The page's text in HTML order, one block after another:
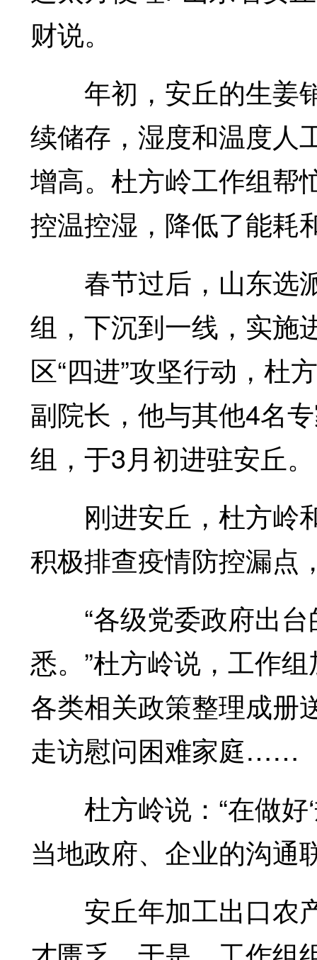
财说。
年初，安丘的生姜
续储存，湿度和温度人
增高。杜方岭工作组帮
控温控湿，降低了能耗
春节过后，山东选
组，下沉到一线，实施
区“四进”攻坚行动，杜
副院长，他与其他4名
组，于3月初进驻安丘。
刚进安丘，杜方岭
积极排查疫情防控漏点
“各级党委政府出台
悉。”杜方岭说，工作
各类相关政策整理成册
走访慰问困难家庭……
杜方岭说：“在做好‘
当地政府、企业的沟通
安丘年加工出口农